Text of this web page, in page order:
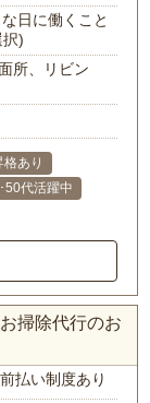
日に働くこと
)
所、リビン
格あり
50代活躍中
掃除代行のお
払い制度あり